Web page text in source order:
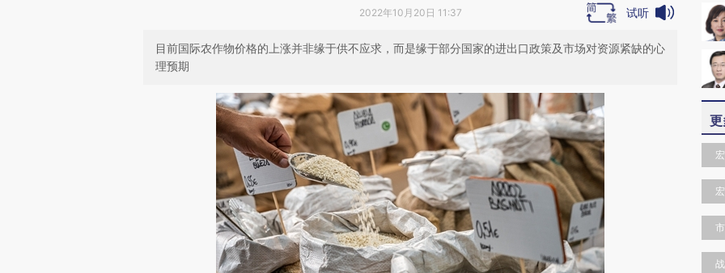
2022年10月20日 11:37 试听
目前国际农作物价格的上涨并非缘于供不应求，而是缘于部分国家的进出口政策及市场对资源紧缺的心
理预期